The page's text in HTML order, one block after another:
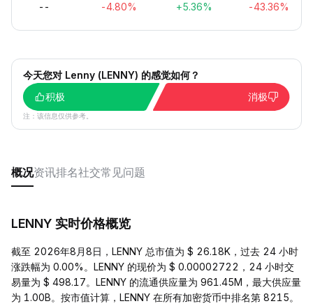
-- -4.80% +5.36% -43.36%
今天您对 Lenny (LENNY) 的感觉如何？
积极
消极
注：该信息仅供参考。
概况资讯排名社交常见问题
LENNY 实时价格概览
截至 2026年8月8日，LENNY 总市值为 $ 26.18K，过去 24 小时
涨跌幅为 0.00%。LENNY 的现价为 $ 0.00002722，24 小时交
易量为 $ 498.17。LENNY 的流通供应量为 961.45M，最大供应量
为 1.00B。按市值计算，LENNY 在所有加密货币中排名第 8215。